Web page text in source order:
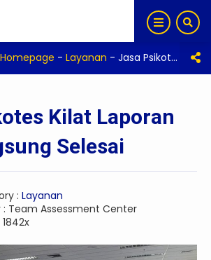
Homepage - Layanan - Jasa Psikotes Kilat Laporan Bisa Langsung Selesai
Kilat Laporan
Selesai
: Layanan
: Team Assessment Center